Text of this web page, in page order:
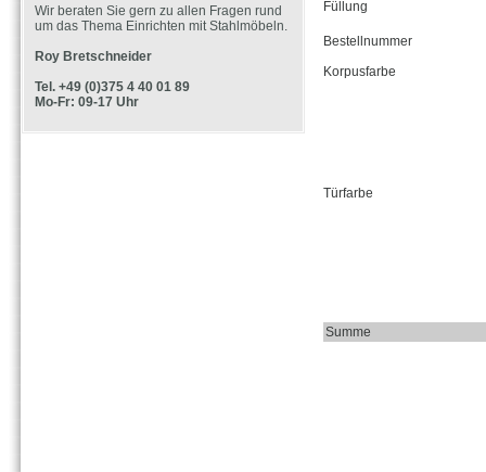
Wir beraten Sie gern zu allen Fragen rund
um das Thema Einrichten mit Stahlmöbeln.
Roy Bretschneider
Tel. +49 (0)375 4 40 01 89
Mo-Fr: 09-17 Uhr
Füllung
Bestellnummer
Korpusfarbe
Türfarbe
Summe